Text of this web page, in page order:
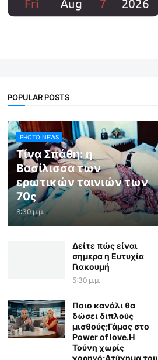
POPULAR POSTS
PHOTO NEWS
Τίνα Σπάθη: η
Βασίλισσα των
ερωτικών ταινιών των
70ς
8:30 μ.μ.
Δείτε πώς είναι
σημερα η Ευτυχία
Γιακουμή
5:30 μ.μ.
Ποιο κανάλι θα
δώσει διπλούς
μισθούς;Γάμος στο
Power of love.Η
Τούνη χωρίς
χορηγό;Aτύχημα του